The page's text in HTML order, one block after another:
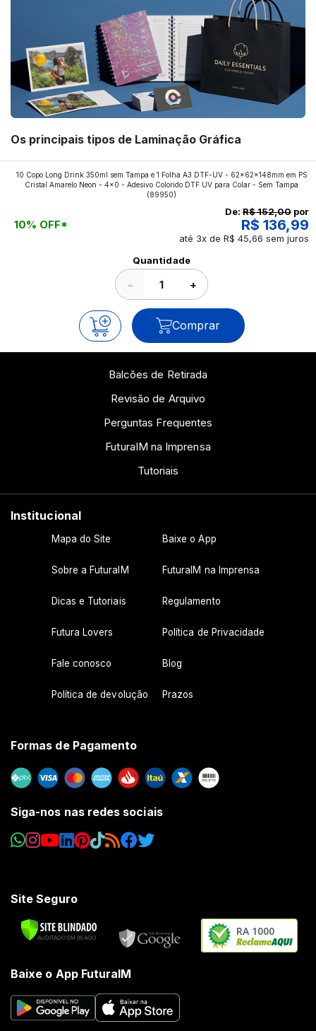
Os principais tipos de Laminação Gráfica
aplicados nos impressos da gráfica FuturaIM? Então,
continue a leitura que vamos revelar para você!
10 Copo Long Drink 350ml sem Tampa e 1 Folha A3 DTF-UV - 62x62x148mm em PS
Cristal Amarelo Neon - 4x0 - Adesivo Colorido DTF UV para Colar - Sem Tampa
(89950)
10% OFF*
De: R$ 152,00 por
R$ 136,99
até 3x de R$ 45,66 sem juros
Quantidade
− +
Comprar
Balcões de Retirada
Revisão de Arquivo
Perguntas Frequentes
FuturaIM na Imprensa
Tutoriais
Institucional
Mapa do Site Baixe o App
Sobre a FuturaIM FuturaIM na Imprensa
Dicas e Tutoriais Regulamento
Futura Lovers Política de Privacidade
Fale conosco Blog
Política de devolução Prazos
Formas de Pagamento
Siga-nos nas redes sociais
Site Seguro
RA 1000
Baixe o App FuturaIM